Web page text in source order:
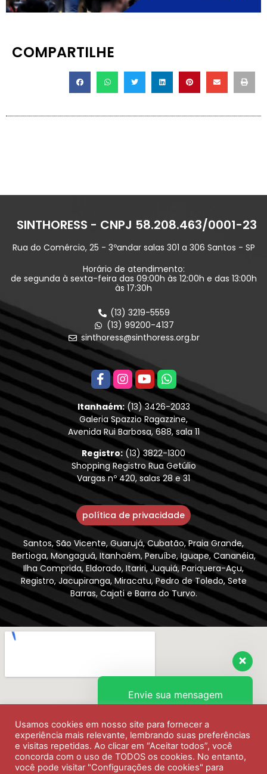
COMPARTILHE
SINTHORESS - CNPJ 58.208.463/0001-23
Rua do Comércio, 25 - 3ºandar salas 301 a 306 Santos - SP
Horário de atendimento:
de segunda à sexta-feira das 09:00h às 12:00h e das 13:00h
às 17:30h
(13) 3219-5559
(13) 99200-4137
sinthoress@sinthoress.org.br
Itanhaém:(13) 3426-2033
Galeria Spazzio Ragazzine,
Avenida Rui Barbosa, 688, sala 11
Registro:(13) 3822-1300
Shopping Registro Rua Getúlio
Vargas nº 420, salas 28 e 31
política de privacidade
Santos, São Vicente, Guarujá, Cubatão, Praia Grande,
Bertioga, Mongaguá, Itanhaém, Peruíbe, Iguape, Cananéia,
Ilha Comprida, Eldorado, Itariri, Juquiá, Pariquera-Açu,
Registro, Jacupiranga, Miracatu, Pedro de Toledo, Sete
Barras, Cajati e Barra do Turvo.
Usamos cookies em nosso site para fornecer a
experiência mais relevante, lembrando suas preferências
e visitas repetidas. Ao clicar em “Aceitar todos”, você
concorda com o uso de TODOS os cookies. No entanto,
você pode visitar "Configurações de cookies" para
Envie sua mensagem
Olá, como podemos ajudar?